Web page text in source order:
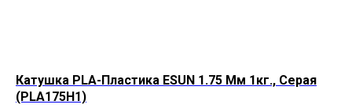
Катушка PLA-Пластика ESUN 1.75 Мм 1кг., Серая
(PLA175H1)